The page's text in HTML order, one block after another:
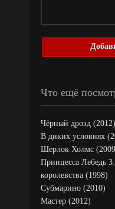
Что ещё
Чёрный дрозд (2012)
В диких условиях
Шерлок Холмс
Принцесса Лебедь
королевства (1998)
Субмарино (2010)
Мастер (2012)